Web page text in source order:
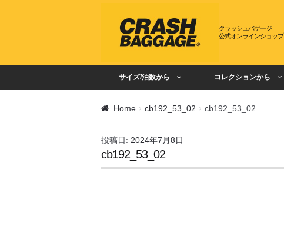
クラッシュバゲージ
公式オンラインショップ
サイズ/泊数から コレクションから
Home cb192_53_02 cb192_53_02
投稿日: 2024年7月8日
cb192_53_02